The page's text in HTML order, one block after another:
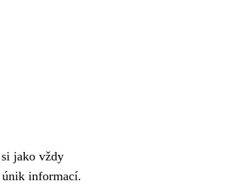
jako vždy
únik informací.